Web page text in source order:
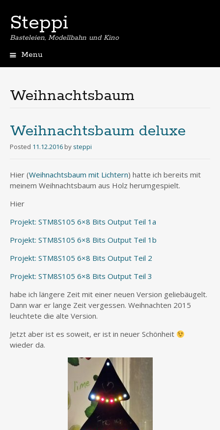
Steppi
Basteleien, Modellbahn und Kino
Menu
Weihnachtsbaum
Weihnachtsbaum deluxe
Posted 11.12.2016 by steppi
Hier (Weihnachtsbaum mit Lichtern) hatte ich bereits mit
meinem Weihnachtsbaum aus Holz herumgespielt.
Hier
Projekt: STM8S105 6×8 Bits Output Teil 1a
Projekt: STM8S105 6×8 Bits Output Teil 1b
Projekt: STM8S105 6×8 Bits Output Teil 2
Projekt: STM8S105 6×8 Bits Output Teil 3
habe ich längere Zeit mit einer neuen Version geliebäugelt.
Dann war er lange Zeit vergessen. Weihnachten 2015
leuchtete die alte Version.
Jetzt aber ist es soweit, er ist in neuer Schönheit
wieder da.